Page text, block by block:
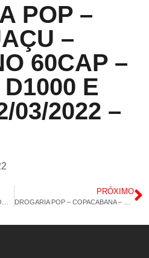
POP –
–
60CAP –
E
03/2022 –
PRÓXIMO